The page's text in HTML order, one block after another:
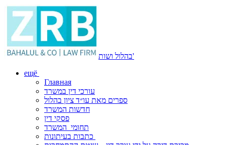
בהלול ושות'
ещё
Главная
עורכי דין במשרד
ספרים מאת עו״ד ציון בהלול
חדשות המשרד
פסקי דין
תחומי המשרד